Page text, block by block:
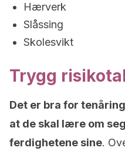
Hærverk
Slåssing
Skolesvikt
Trygg
Det er bra for
at de skal lære om
ferdighetene sine.